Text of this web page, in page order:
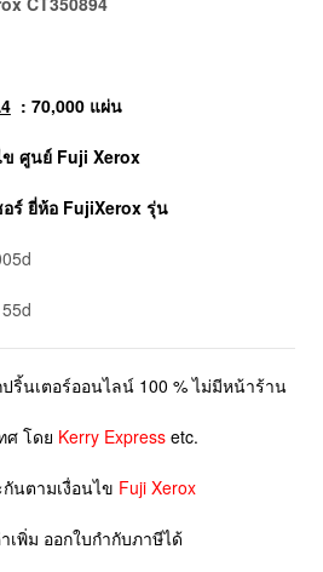
: 70,000 แผ่น
ศูนย์ Fuji Xerox
อร์ ยี่ห้อ FujiXeroxรุ่น
ริ้นเตอร์ออนไลน์ 100 % ไม่มีหน้าร้าน
ศ โดย Kerry Expressetc.
นตามเงื่อนไข Fuji Xerox
พิ่ม ออกใบกำกับภาษีได้